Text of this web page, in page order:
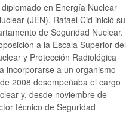
en Energía Nuclear
(JEN), Rafael Cid inició su
de Seguridad Nuclear.
a la Escala Superior del
y Protección Radiológica
incorporarse a un organismo
2008 desempeñaba el cargo
y, desde noviembre de
técnico de Seguridad